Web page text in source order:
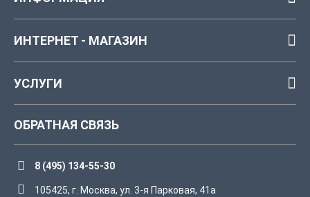
ИНТЕРНЕТ - МАГАЗИН
УСЛУГИ
ОБРАТНАЯ СВЯЗЬ
8 (495) 134-55-30
105425, г. Москва, ул. 3-я Парковая, 41а